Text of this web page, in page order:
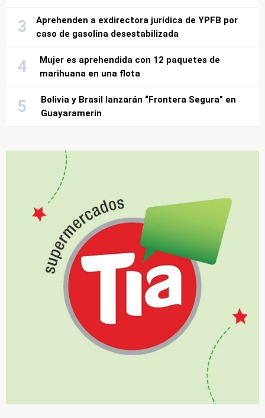
Aprehenden a exdirectora jurídica de YPFB por
caso de gasolina desestabilizada
Mujer es aprehendida con 12 paquetes de
marihuana en una flota
Bolivia y Brasil lanzarán “Frontera Segura” en
Guayaramerín